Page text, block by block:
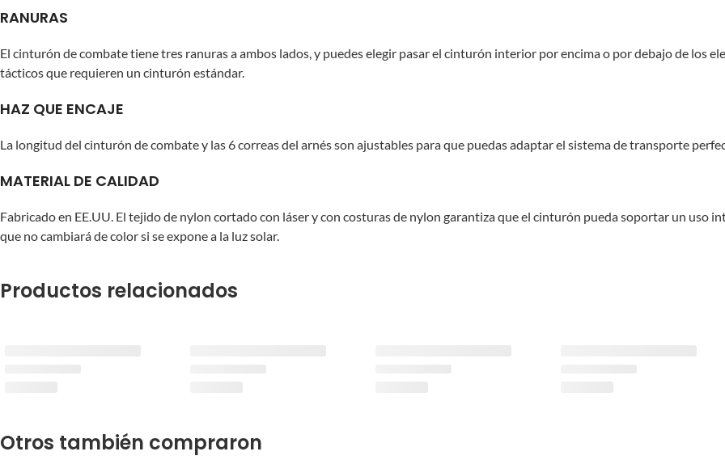
RANURAS
El cinturón de combate tiene tres ranuras a ambos lados, y puedes elegir pasar el cinturón interior por encima o por debajo de los
tácticos que requieren un cinturón estándar.
HAZ QUE ENCAJE
La longitud del cinturón de combate y las 6 correas del arnés son ajustables para que puedas adaptar el sistema de transporte
MATERIAL DE CALIDAD
Fabricado en EE.UU. El tejido de nylon cortado con láser y con costuras de nylon garantiza que el cinturón pueda soportar un uso
que no cambiará de color si se expone a la luz solar.
Productos relacionados
Otros también compraron